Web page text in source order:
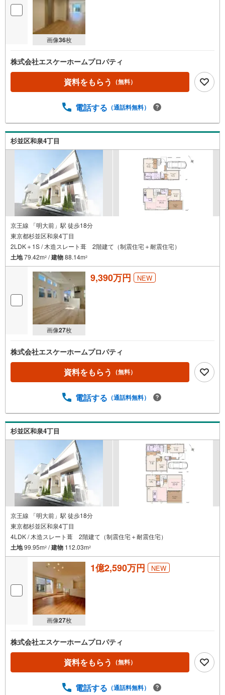
画像36枚
株式会社エスケーホームプロパティ
資料をもらう （無料）
電話する （通話料無料）
杉並区和泉4丁目
京王線 「明大前」駅 徒歩18分
東京都杉並区和泉4丁目
2LDK＋1S / 木造スレート葺 2階建て（制震住宅＋耐震住宅）
土地79.42m2 /建物88.14m2
画像27枚
9,390万円 NEW
株式会社エスケーホームプロパティ
資料をもらう （無料）
電話する （通話料無料）
杉並区和泉4丁目
京王線 「明大前」駅 徒歩18分
東京都杉並区和泉4丁目
4LDK / 木造スレート葺 2階建て（制震住宅＋耐震住宅）
土地99.95m2 /建物 112.03m2
画像27枚
1億2,590万円 NEW
株式会社エスケーホームプロパティ
資料をもらう （無料）
電話する （通話料無料）